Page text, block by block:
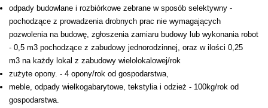
odpady budowlane i rozbiórkowe zebrane w sposób selektywny -
pochodzące z prowadzenia drobnych prac nie wymagających
pozwolenia na budowę, zgłoszenia zamiaru budowy lub wykonania robot
- 0,5 m3 pochodzące z zabudowy jednorodzinnej, oraz w ilości 0,25
m3 na każdy lokal z zabudowy wielolokalowej/rok
zużyte opony. - 4 opony/rok od gospodarstwa,
meble, odpady wielkogabarytowe, tekstylia i odzież - 100kg/rok od
gospodarstwa.